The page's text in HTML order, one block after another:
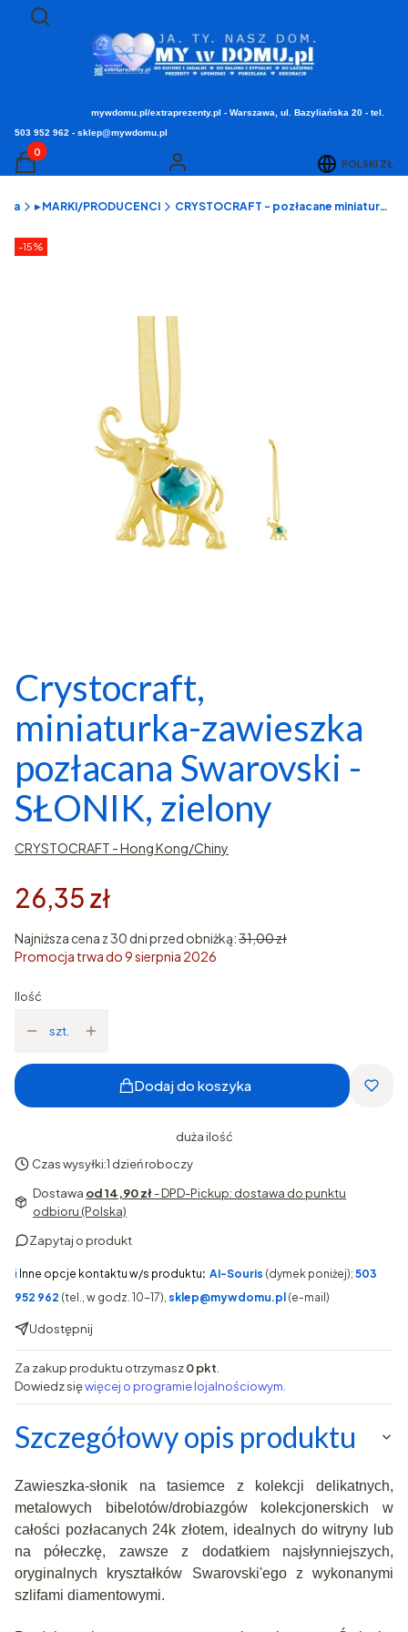
Otwórz wyszukiwarkę
Szukaj
mywdomu.pl/extraprezenty.pl - Warszawa, ul. Bazyliańska 20 - tel.
503 952 962 - sklep@mywdomu.pl
Produkty w koszyku: 0. Zobacz szczegóły
Koszyk Zaloguj się POLSKI ZŁ
▸ MARKI/PRODUCENCI CRYSTOCRAFT - pozłacane miniaturki z Hong Kongu
Etykiety produktu
-15%
Crystocraft,
miniaturka-zawieszka
pozłacana Swarovski -
SŁONIK, zielony
CRYSTOCRAFT - Hong Kong/Chiny
26,35 zł
Najniższa cena z 30 dni przed obniżką:31,00 zł
Promocja trwa do 9 sierpnia 2026
Ilość
szt.
Dodaj do koszyka
duża ilość
Czas wysyłki:1 dzień roboczy
Dostawa od 14,90 zł- DPD-Pickup: dostawa do punktu
odbioru (Polska)
Zapytaj o produkt
ℹ️ Inne opcje kontaktu w/s produktu: AI-Souris (dymek poniżej); 503
952 962 (tel., w godz. 10-17), sklep@mywdomu.pl (e-mail)
Udostępnij
Za zakup produktu otrzymasz0 pkt
Dowiedz sięwięcej o programie lojalnościowym.
Szczegółowy opis produktu
Zawieszka-słonik na tasiemce z kolekcji delikatnych,
metalowych bibelotów/drobiazgów kolekcjonerskich w
całości pozłacanych 24k złotem, idealnych do witryny lub
na półeczkę, zawsze z dodatkiem najsłynniejszych,
oryginalnych kryształków Swarovski'ego z wykonanymi
szlifami diamentowymi.